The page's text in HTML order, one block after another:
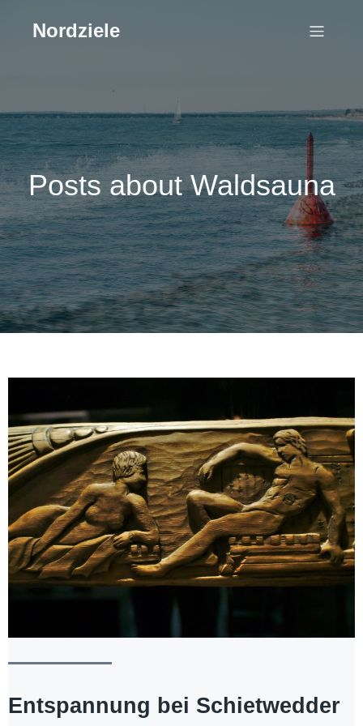
Nordziele
Posts about Waldsauna
Entspannung bei Schietwedder